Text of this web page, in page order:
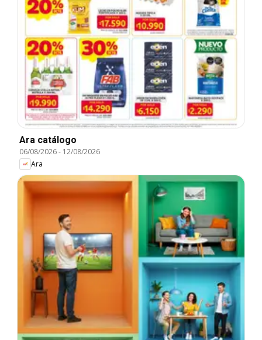
Ara catálogo
06/08/2026- 12/08/2026
Ara